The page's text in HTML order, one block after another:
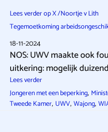
Lees verder op X /Noortje v Lith
Tegemoetkoming
18-11-2024
NOS: UWV maakte ook
uitkering: mogelijk
Lees verder
Jongeren met een beperking,
Tweede Kamer, UWV, Wajong,